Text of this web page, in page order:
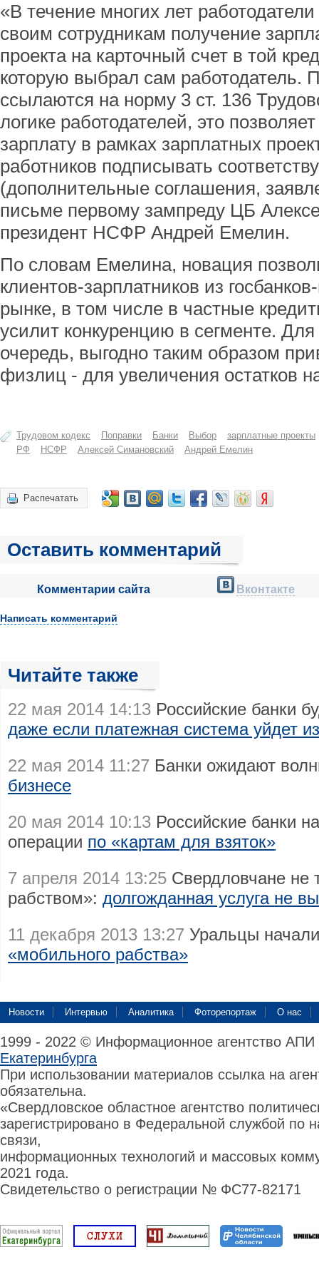
«В течение многих лет
своим сотрудникам получение
проекта на карточный счет в той
которую выбрал сам работодатель.
ссылаются на норму 3 ст. 136
логике работодателей, это
зарплату в рамках зарплатных
работников подписывать
(дополнительные соглашения,
письме первому зампреду ЦБ
президент НСФР Андрей Емелин.
По словам Емелина, новация
клиентов-зарплатников из
рынке, в том числе в частные
усилит конкуренцию в сегменте.
очередь, выгодно таким образом
физлиц - для увеличения остатков
Трудовом кодекс Поправки Банки Выбор
зарплатные проекты
РФ
НСФР Алексей Симановский Андрей Емелин
Распечатать
Оставить комментарий
Комментарии сайта Вконтакте
Написать комментарий
Читайте также
22 мая 2014 14:13 Российские банки
даже если платежная система уйдет
22 мая 2014 11:27 Банки ожидают
бизнесе
20 мая 2014 10:13 Российские банки
операции по «картам для взяток»
7 апреля 2014 13:25 Свердловчане не
рабством»: долгожданная услуга не
11 декабря 2013 13:27 Уральцы
«мобильного рабства»
Новости Интервью Аналитика Фоторепортаж О нас
1999 - 2022 © Информационное агентство
Екатеринбурга
При использовании материалов ссылка на
обязательна.
«Свердловское областное агентство
зарегистрировано в Федеральной службой по
связи,
информационных технологий и массовых
2021 года.
Свидетельство о регистрации № ФС77-82171